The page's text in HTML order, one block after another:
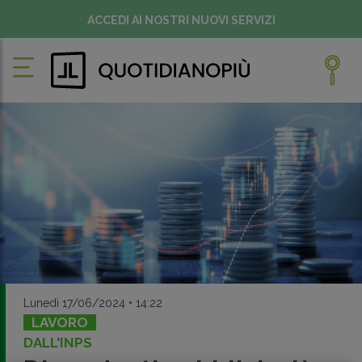
ACCEDI AI NOSTRI NUOVI SERVIZI
Lunedì 17/06/2024 • 14:22
LAVORO
DALL'INPS